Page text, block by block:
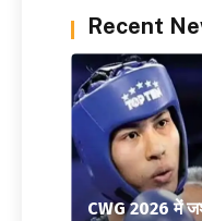
Recent
CWG 2026 में